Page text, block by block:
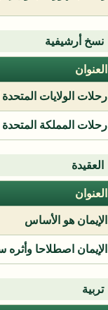
نسخ أرشيفية
العنوان
رحلات الولايات
رحلات المملكة
العقيدة
العنوان
الإيمان هو الأساس
الإيمان اصطلاحا وأثره
تربية